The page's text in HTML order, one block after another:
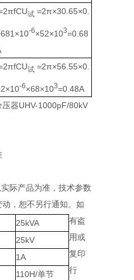
试 =2π×30.65×0.
-6×52×103=0.68
试 =2π×56.55×0.
-6×68×103=0.48A
25kVA
25kV
1A
110H/单节
压器UHV-1000pF/80kV
际产品为准，技术参数
，恕不另行通知。如
有盗
用或
复印
行